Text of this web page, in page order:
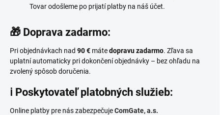
Tovar odošleme po prijatí platby na náš účet.
🎁 Doprava zadarmo:
Pri objednávkach nad 90 € mátedopravu zadarmo. Zľava sa
uplatní automaticky pri dokončení objednávky – bez ohľadu na
zvolený spôsob doručenia.
ℹ️ Poskytovateľ platobných služieb:
Online platby pre nás zabezpečujeComGate, a.s.